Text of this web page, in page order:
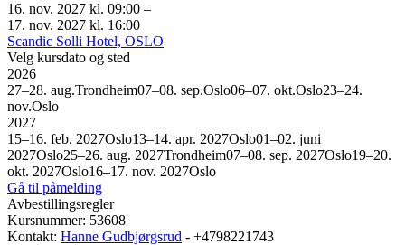
16. nov. 2027 kl. 09:00 –
17. nov. 2027 kl. 16:00
Scandic Solli Hotel, OSLO
Velg kursdato og sted
2026
27–28. aug.Trondheim07–08. sep.Oslo06–07. okt.Oslo23–24.
nov.Oslo
2027
15–16. feb. 2027Oslo13–14. apr. 2027Oslo01–02. juni
2027Oslo25–26. aug. 2027Trondheim07–08. sep. 2027Oslo19–20.
okt. 2027Oslo16–17. nov. 2027Oslo
Gå til påmelding
Avbestillingsregler
Kursnummer: 53608
Kontakt: Hanne Gudbjørgsrud - +4798221743